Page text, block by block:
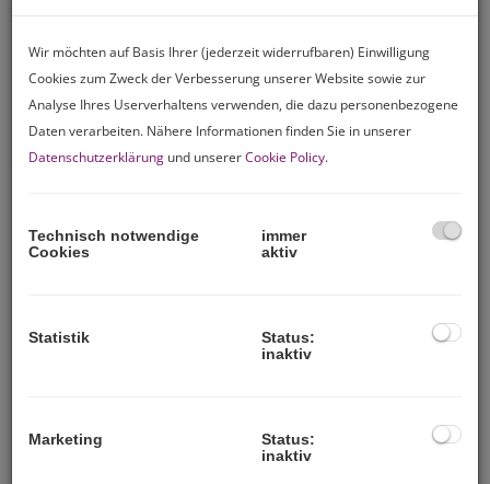
verpflichtet, die Gebühr selbst zu berechnen und ab­zu­
füh­ren. Bei befristetenBestandverträgenüber
Gebäude oder Gebäudeteile, dieüberwiegend
Wohnzweckendienen, sind die Gebühren ab diesem
Zeitpunkt mit demDreifachen des
Vertragserrichtungskosten
nach Vereinbarung im
Vermittlungsprovision
: Für dieBerechnung der
Dieser besteht aus:
Wir möchten auf Basis Ihrer (jederzeit widerrufbaren) Einwilligung
Cookies zum Zweck der Verbesserung unserer Website sowie zur
Analyse Ihres Userverhaltens verwenden, die dazu personenbezogene
Daten verarbeiten. Nähere Informationen finden Sie in unserer
Datenschutzerklärung und unsererCookie Policy.
Technisch notwendige
Cookies
immer
aktiv
Statistik
Status:
inaktiv
Marketing
Status:
inaktiv